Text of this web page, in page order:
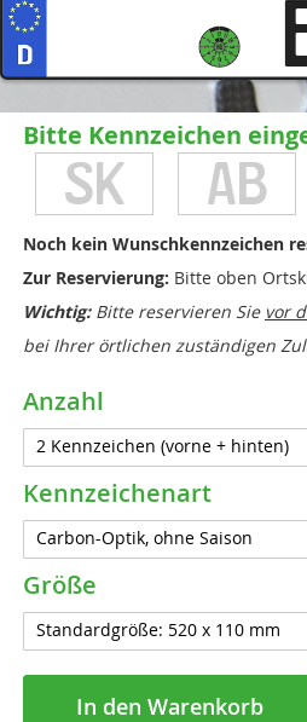
Bitte Kennzeichen
Noch kein Wunschkennzeichen
Zur Reservierung: Bitte oben
Wichtig:Bitte reservieren Sie vor
bei Ihrer örtlichen zuständigen
Anzahl
Kennzeichenart
Größe
In den Warenkorb